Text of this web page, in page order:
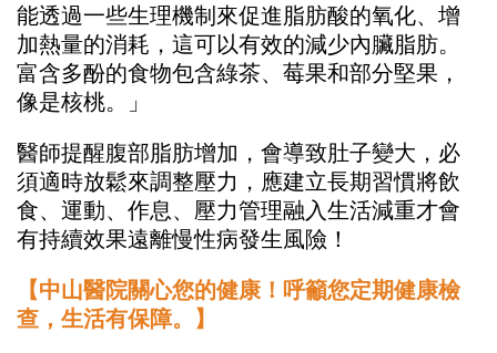
能透過一些生理機制來促進脂肪酸的氧化、增
加熱量的消耗，這可以有效的減少內臟脂肪。
富含多酚的食物包含綠茶、莓果和部分堅果，
像是核桃。」
醫師提醒腹部脂肪增加，會導致肚子變大，必
須適時放鬆來調整壓力，應建立長期習慣將飲
食、運動、作息、壓力管理融入生活減重才會
有持續效果遠離慢性病發生風險！
【中山醫院關心您的健康！呼籲您定期健康檢
查，生活有保障。】